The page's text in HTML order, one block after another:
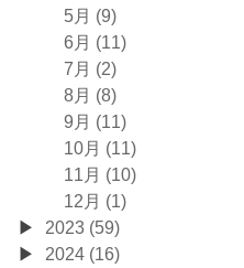
5月 (9)
6月 (11)
7月 (2)
8月 (8)
9月 (11)
10月 (11)
11月 (10)
12月 (1)
2023 (59)
2024 (16)